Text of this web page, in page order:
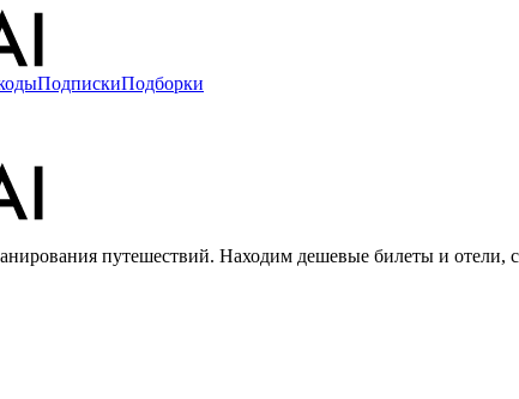
ПодпискиПодборки
путешествий. Находим дешевые билеты и отели,